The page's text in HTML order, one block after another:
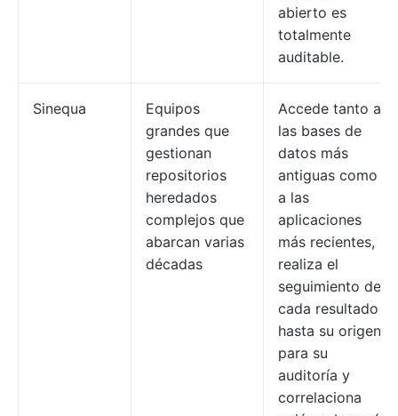
abierto es
totalmente
auditable.
Sinequa
Equipos
grandes que
gestionan
repositorios
heredados
complejos que
abarcan varias
décadas
Accede tanto a
las bases de
datos más
antiguas como
a las
aplicaciones
más recientes,
realiza el
seguimiento de
cada resultado
hasta su origen
para su
auditoría y
correlaciona